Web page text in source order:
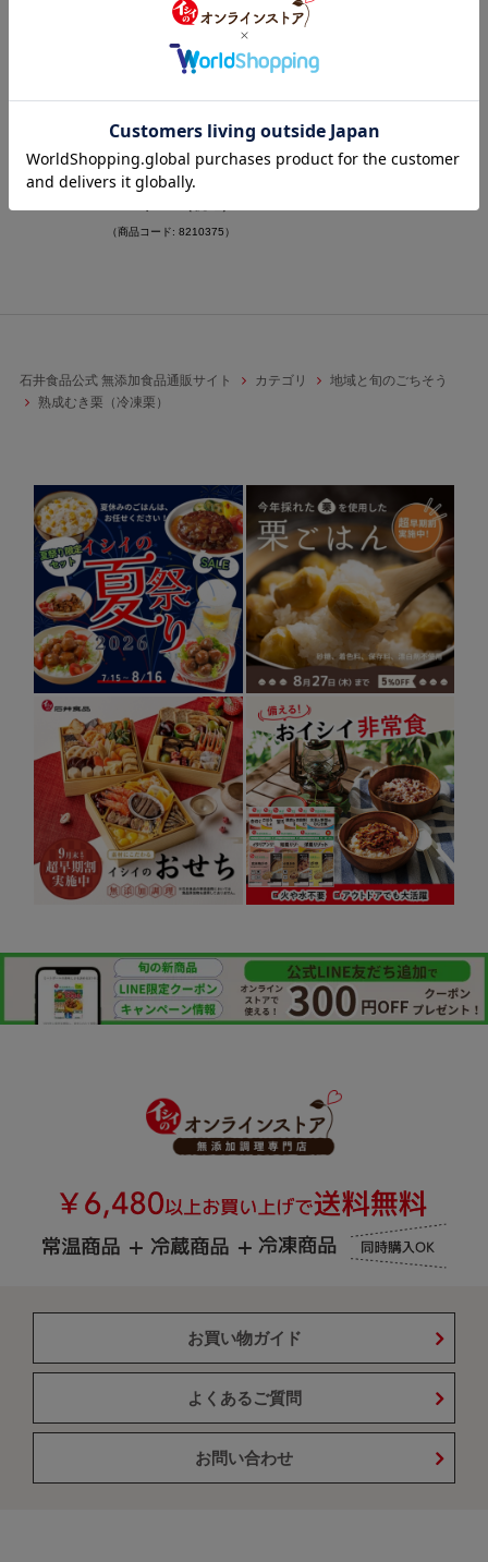
無料】茨城笠間市産 熟成むき
5.0（7）
￥24,000（税込）
（商品コード: 8210375）
石井食品公式 無添加食品通販サイト カテゴリ
地域と旬のごちそう
熟成むき栗（冷凍栗）
お買い物ガイド
よくあるご質問
お問い合わせ